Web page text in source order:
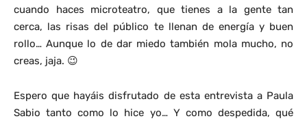
cuando haces microteatro, que tienes a la gente tan
cerca, las risas del público te llenan de energía y buen
rollo… Aunque lo de dar miedo también mola mucho, no
creas, jaja. 😉
Espero que hayáis disfrutado de esta entrevista a Paula
Sabio tanto como lo hice yo… Y como despedida, qué